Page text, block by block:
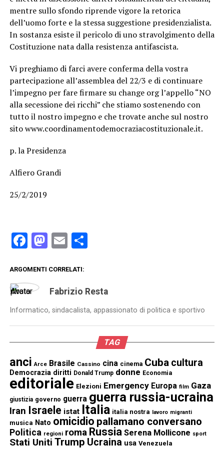
mentre sullo sfondo riprende vigore la retorica
dell’uomo forte e la stessa suggestione presidenzialista.
In sostanza esiste il pericolo di uno stravolgimento della
Costituzione nata dalla resistenza antifascista.
Vi preghiamo di farci avere conferma della vostra
partecipazione all’assemblea del 22/3 e di continuare
l’impegno per fare firmare su change org l’appello “NO
alla secessione dei ricchi” che stiamo sostenendo con
tutto il nostro impegno e che trovate anche sul nostro
sito www.coordinamentodemocraziacostituzionale.it.
p. la Presidenza
Alfiero Grandi
25/2/2019
Facebook
Mastodon
EmailCondividi
ARGOMENTI CORRELATI:
Fabrizio Resta
Informatico, sindacalista, appassionato di politica e sportivo
TAG
anci Arce Brasile Cassino cina cinema Cuba cultura
Democrazia diritti Donald Trump donne Economia
editoriale Elezioni Emergency Europa film Gaza
giustizia governo guerra guerra russia-ucraina
Iran Israele istat Italia italia nostra lavoro migranti
musica Nato omicidio pallamano conversano
Politica regioni roma Russia Serena Mollicone sport
Stati Uniti Trump Ucraina usa Venezuela